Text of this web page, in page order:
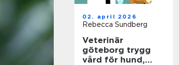
02. april 2026
Rebecca Sundberg
Veterinär
göteborg trygg
vård för hund,